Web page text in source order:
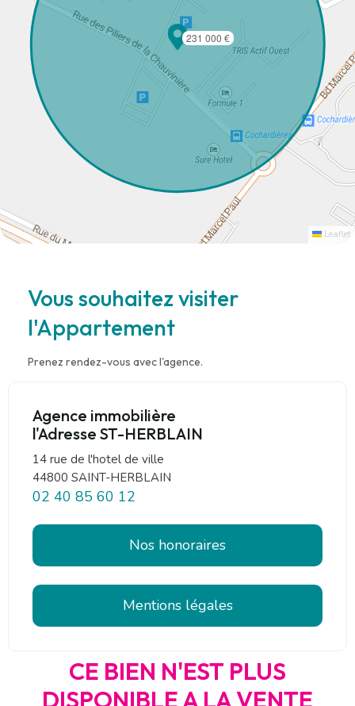
231 000 €
Leaflet
Vous souhaitez visiter
l'Appartement
Prenez rendez-vous avec l'agence.
Agence immobilière
l'Adresse ST-HERBLAIN
14 rue de l'hotel de ville
44800 SAINT-HERBLAIN
02 40 85 60 12
Nos honoraires
Mentions légales
CE BIEN N'EST PLUS
DISPONIBLE A LA VENTE